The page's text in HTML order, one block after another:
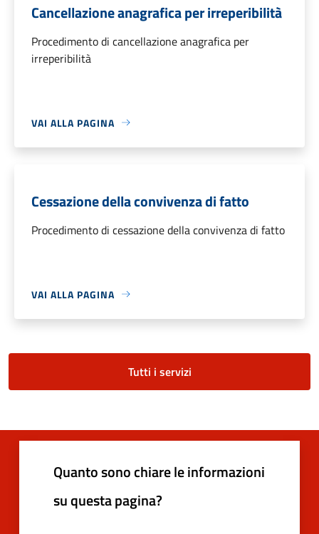
Cancellazione anagrafica per irreperibilità
Procedimento di cancellazione anagrafica per
irreperibilità
VAI ALLA PAGINA
Cessazione della convivenza di fatto
Procedimento di cessazione della convivenza di fatto
VAI ALLA PAGINA
Tutti i servizi
Quanto sono chiare le informazioni
su questa pagina?